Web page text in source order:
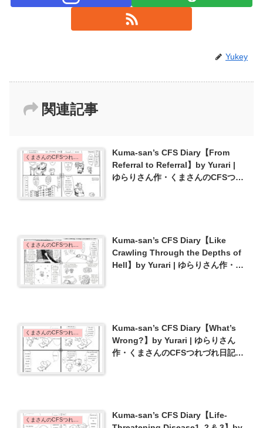
Yukey
関連記事
くまさんのCFSつれづれ日記 | Kuma-san's CFS Diary
Kuma-san’s CFS Diary【From
Referral to Referral】by Yurari |
ゆらりさん作・くまさんのCFSつれ
Kuma-san’s CFS Diary【Like
Crawling Through the Depths of
Hell】by Yurari | ゆらりさん作・く
Kuma-san’s CFS Diary【What’s
Wrong?】by Yurari | ゆらりさん
作・くまさんのCFSつれづれ日記
くまさんのCFSつれづれ日記 | Kuma-san's CFS Diary
Kuma-san’s CFS Diary【Life-